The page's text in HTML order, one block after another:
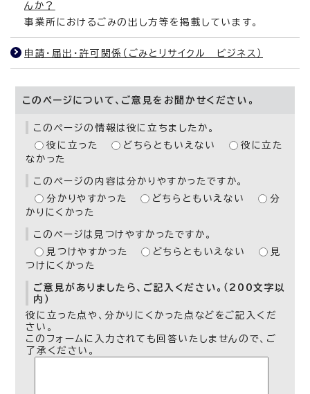
んか？
事業所におけるごみの出し方等を掲載しています。
申請・届出・許可関係（ごみとリサイクル ビジネス）
このページについて、ご意見をお聞かせください。
このページの情報は役に立ちましたか。
役に立った
どちらともいえない
役に立た
なかった
このページの内容は分かりやすかったですか。
分かりやすかった
どちらともいえない
分
かりにくかった
このページは見つけやすかったですか。
見つけやすかった
どちらともいえない
見
つけにくかった
ご意見がありましたら、ご記入ください。（200文字以
内）
役に立った点や、分かりにくかった点などをご記入くだ
さい。
このフォームに入力されても回答いたしませんので、ご
了承ください。